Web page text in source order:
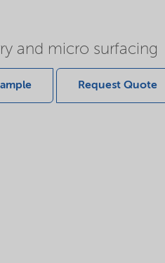
and micro surfacing
Request Quote